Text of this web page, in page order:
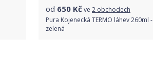
od 650 Kčve 2 obchodech
Pura Kojenecká TERMO láhev 260ml -
zelená